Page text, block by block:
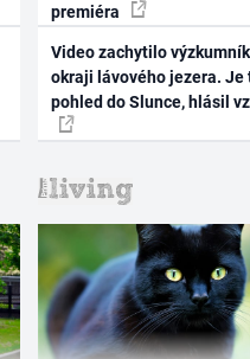
premiéra
Video zachytilo
okraji lávového jezera. Je
pohled do Slunce, hlásil